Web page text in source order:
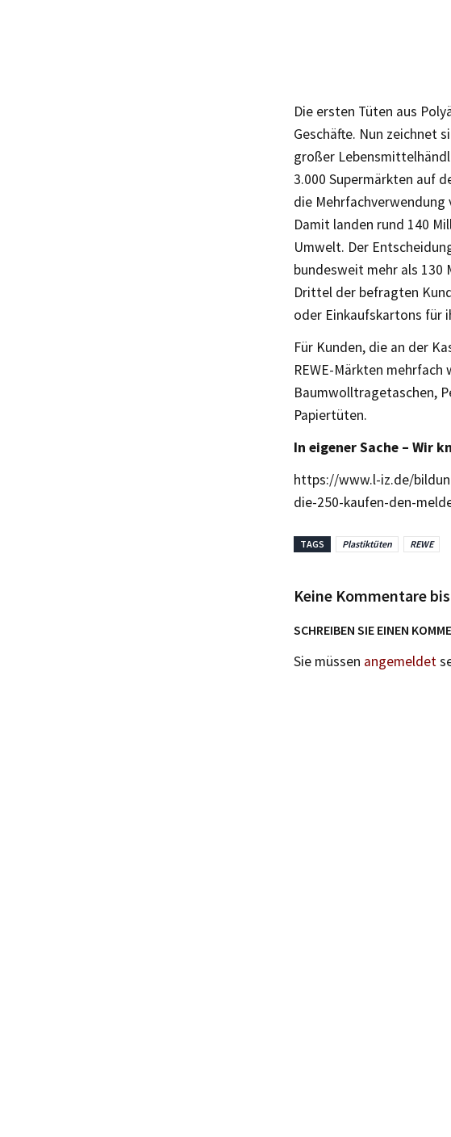
Die ersten Tüten aus
Geschäfte. Nun zeichnet
großer
3.000 Supermärkten auf
die
Damit landen rund 140
Umwelt. Der
bundesweit mehr als 130
Drittel der befragten
oder Einkaufskartons für
Für Kunden, die an der
REWE-Märkten
Baumwolltragetaschen,
Papiertüten.
In eigener Sache – Wir
https://www.l-iz.de/
die-250-kaufen-den-
TAGS Plastiktüten REWE
Keine Kommentare
SCHREIBEN SIE EINEN
Sie müssen angemeldet